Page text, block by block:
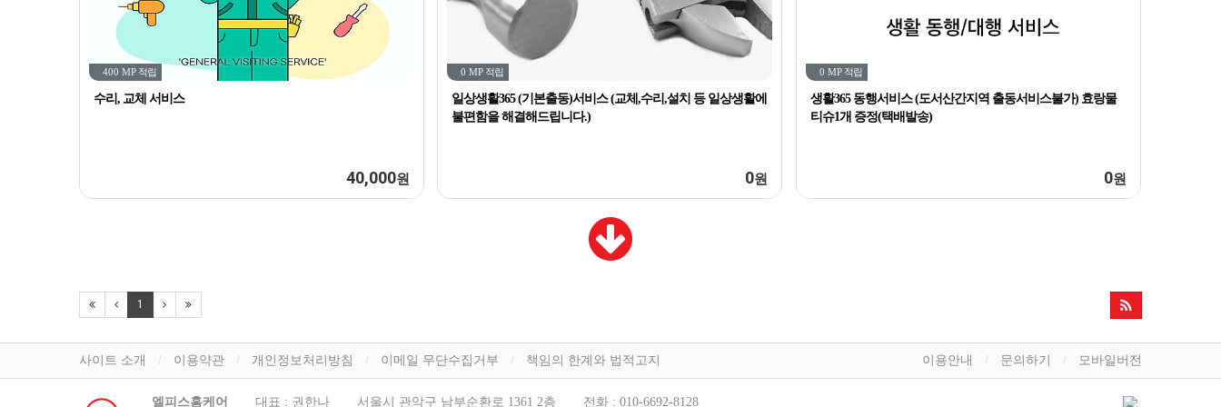
400 MP 적립
수리, 교체 서비스
40,000원
0 MP적립
일상생활365 (기본출동)서비스 (교체,수리,설치 등 일상생활에
불편함을 해결해드립니다.)
0원
0 MP 적립
생활365 동행서비스 (도서산간지역 출동서비스불가) 효랑물
티슈1개 증정(택배발송)
0원
1
사이트 소개 이용약관 개인정보처리방침 이메일 무단수집거부 책임의 한계와 법적고지 이용안내 문의하기 모바일버전
엘피스홈케어 대표 : 권한나 서울시 관악구 남부순환로 1361 2층 전화 : 010-6692-8128